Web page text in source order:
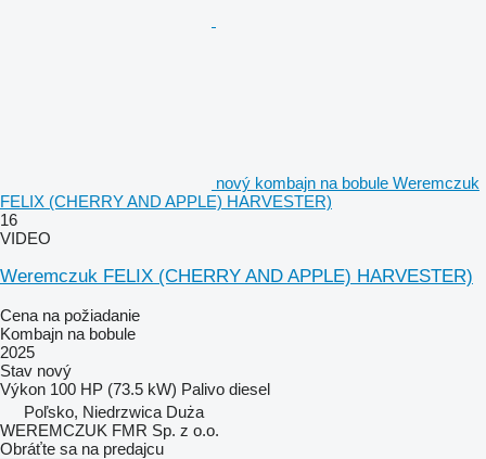
nový kombajn na bobule Weremczuk
FELIX (CHERRY AND APPLE) HARVESTER)
16
VIDEO
Weremczuk FELIX (CHERRY AND APPLE) HARVESTER)
Cena na požiadanie
Kombajn na bobule
2025
Stav nový
Výkon 100 HP (73.5 kW) Palivo diesel
Poľsko, Niedrzwica Duża
WEREMCZUK FMR Sp. z o.o.
Obráťte sa na predajcu